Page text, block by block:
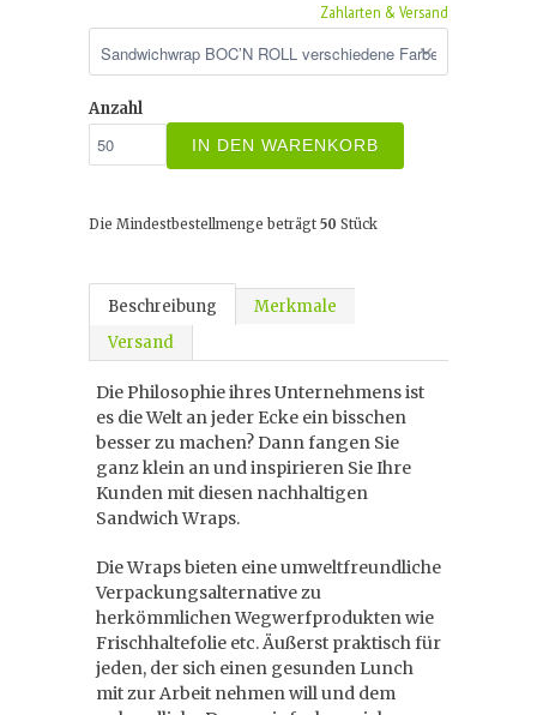
Zahlarten & Versand
Anzahl
IN DEN WARENKORB
Die Mindestbestellmenge beträgt 50 Stück
Beschreibung
Merkmale
Versand
Die Philosophie ihres Unternehmens ist
es die Welt an jeder Ecke ein bisschen
besser zu machen? Dann fangen Sie
ganz klein an und inspirieren Sie Ihre
Kunden mit diesen nachhaltigen
Sandwich Wraps.
Die Wraps bieten eine umweltfreundliche
Verpackungsalternative zu
herkömmlichen Wegwerfprodukten wie
Frischhaltefolie etc. Äußerst praktisch für
jeden, der sich einen gesunden Lunch
mit zur Arbeit nehmen will und dem